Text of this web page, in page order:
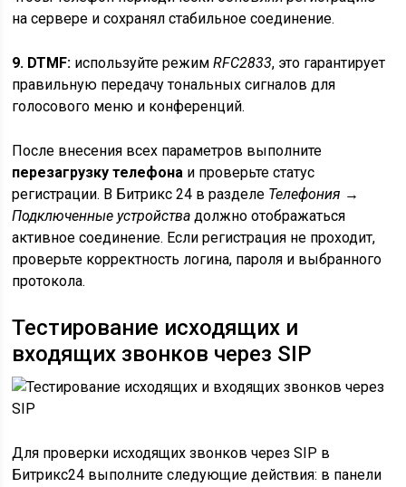
на сервере и сохранял стабильное соединение.
9. DTMF: используйте режимRFC2833, это гарантирует
правильную передачу тональных сигналов для
голосового меню и конференций.
После внесения всех параметров выполните
перезагрузку телефона и проверьте статус
регистрации. В Битрикс 24 в разделе Телефония →
Подключенные устройства должно отображаться
активное соединение. Если регистрация не проходит,
проверьте корректность логина, пароля и выбранного
протокола.
Тестирование исходящих и
входящих звонков через SIP
Для проверки исходящих звонков через SIP в
Битрикс24 выполните следующие действия: в панели